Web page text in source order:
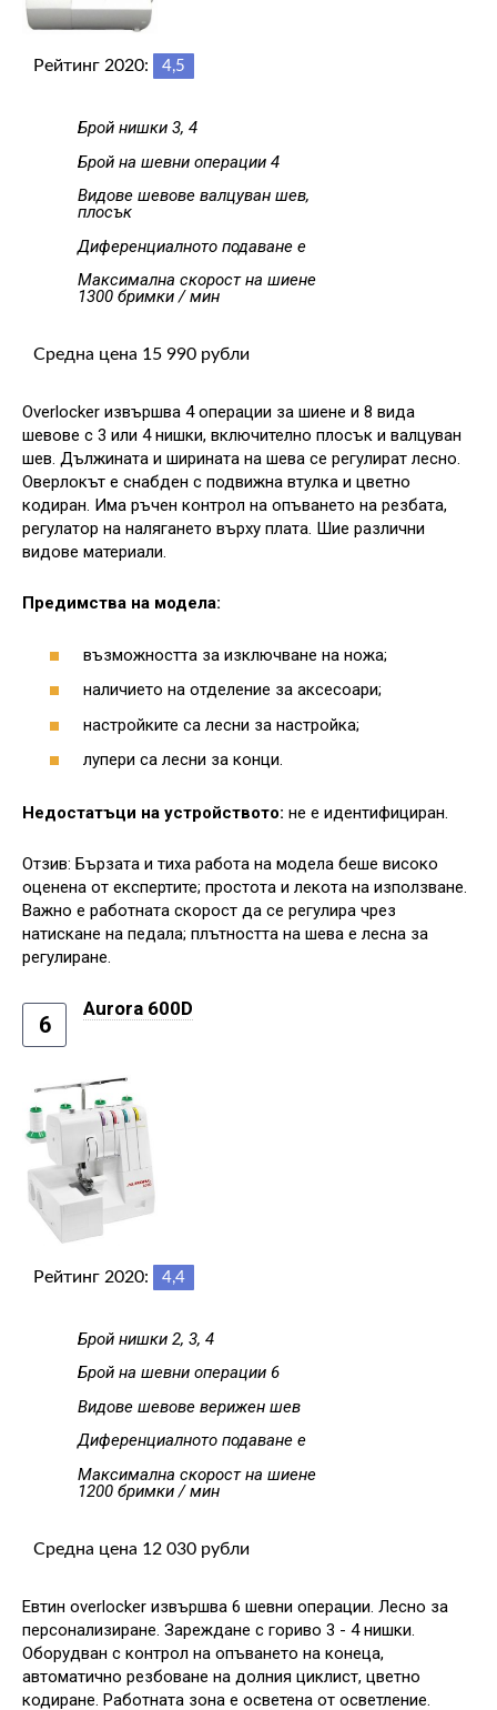
Рейтинг 2020: 4,5
Брой нишки 3, 4
Брой на шевни операции 4
Видове шевове валцуван шев,
плосък
Диференциалното подаване е
Максимална скорост на шиене
1300 бримки / мин
Средна цена 15 990 рубли
Overlocker извършва 4 операции за шиене и 8 вида
шевове с 3 или 4 нишки, включително плосък и валцуван
шев. Дължината и ширината на шева се регулират лесно.
Оверлокът е снабден с подвижна втулка и цветно
кодиран. Има ръчен контрол на опъването на резбата,
регулатор на налягането върху плата. Шие различни
видове материали.
Предимства на модела:
възможността за изключване на ножа;
наличието на отделение за аксесоари;
настройките са лесни за настройка;
лупери са лесни за конци.
Недостатъци на устройството: не е идентифициран.
Отзив: Бързата и тиха работа на модела беше високо
оценена от експертите; простота и лекота на използване.
Важно е работната скорост да се регулира чрез
натискане на педала; плътността на шева е лесна за
регулиране.
6
Aurora 600D
Рейтинг 2020: 4,4
Брой нишки 2, 3, 4
Брой на шевни операции 6
Видове шевове верижен шев
Диференциалното подаване е
Максимална скорост на шиене
1200 бримки / мин
Средна цена 12 030 рубли
Евтин overlocker извършва 6 шевни операции. Лесно за
персонализиране. Зареждане с гориво 3 - 4 нишки.
Оборудван с контрол на опъването на конеца,
автоматично резбоване на долния циклист, цветно
кодиране. Работната зона е осветена от осветление.